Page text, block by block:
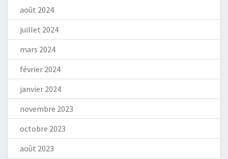
août 2024
juillet 2024
mars 2024
février 2024
janvier 2024
novembre 2023
octobre 2023
août 2023